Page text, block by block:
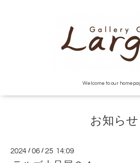
Welcome to our
お知らせ
2024 /06 / 25 14:09